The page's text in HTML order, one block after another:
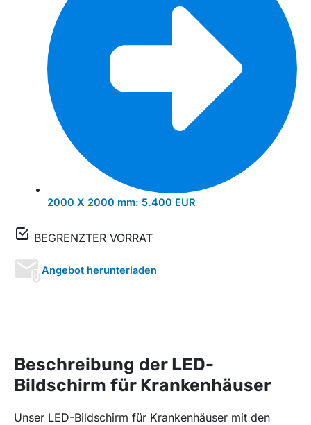
2000 X 2000 mm: 5.400 EUR
BEGRENZTER VORRAT
Angebot herunterladen
Beschreibung der LED-
Bildschirm für Krankenhäuser
Unser LED-Bildschirm für Krankenhäuser mit den